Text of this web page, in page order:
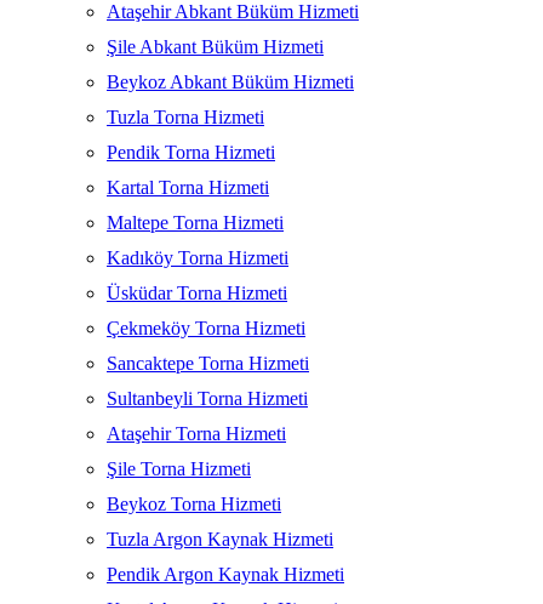
Ataşehir Abkant Büküm Hizmeti
Şile Abkant Büküm Hizmeti
Beykoz Abkant Büküm Hizmeti
Tuzla Torna Hizmeti
Pendik Torna Hizmeti
Kartal Torna Hizmeti
Maltepe Torna Hizmeti
Kadıköy Torna Hizmeti
Üsküdar Torna Hizmeti
Çekmeköy Torna Hizmeti
Sancaktepe Torna Hizmeti
Sultanbeyli Torna Hizmeti
Ataşehir Torna Hizmeti
Şile Torna Hizmeti
Beykoz Torna Hizmeti
Tuzla Argon Kaynak Hizmeti
Pendik Argon Kaynak Hizmeti